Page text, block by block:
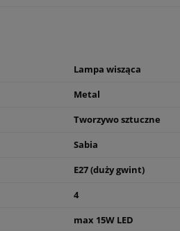
Lampa wisząca
Metal
Tworzywo sztuczne
Sabia
E27 (duży gwint)
4
max 15W LED